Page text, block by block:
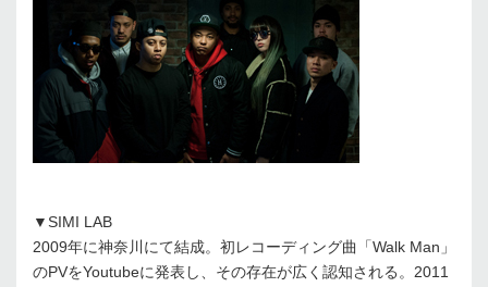
▼SIMI LAB
2009年に神奈川にて結成。初レコーディング曲「Walk Man」
のPVをYoutubeに発表し、その存在が広く認知される。2011